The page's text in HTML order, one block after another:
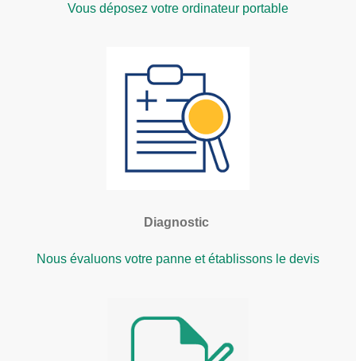
Vous déposez votre ordinateur portable
Diagnostic
Nous évaluons votre panne et établissons le devis